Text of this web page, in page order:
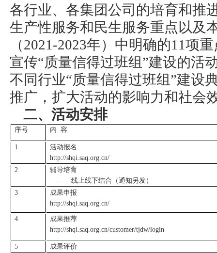
各行业、各集团公司的培育和推
生产性服务和民生服务重点以及
（2021-2023年）中明确的11项
宣传“质量信得过班组”建设的活
不同行业“质量信得过班组”建设
推广，扩大活动的影响力和社会
二、活动安排
序号 内 容
1
活动报名
http://shqi.saq.org.cn/
2
辅导培育
——线上线下结合（通知另发）
3
成果申报
http://shqi.saq.org.cn/
4
成果推荐
http://shqi.saq.org.cn/customer/tjdw/login
5 成果评价